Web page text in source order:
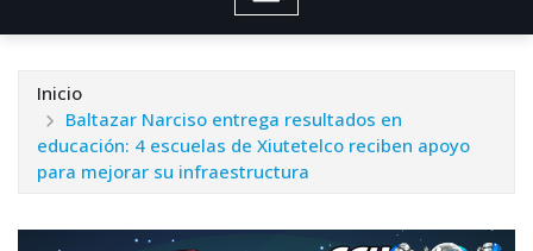
Inicio
Baltazar Narciso entrega resultados en
educación: 4 escuelas de Xiutetelco reciben apoyo
para mejorar su infraestructura